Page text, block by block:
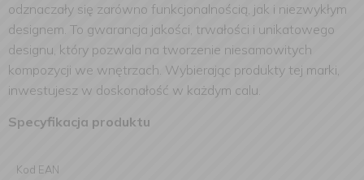
odznaczały się zarówno funkcjonalnością, jak i niezwykłym
designem. To gwarancja jakości, trwałości i unikatowego
designu, który pozwala na tworzenie niesamowitych
kompozycji we wnętrzach. Wybierając produkty tej marki,
inwestujesz w doskonałość w każdym calu.
Specyfikacja produktu
Kod EAN